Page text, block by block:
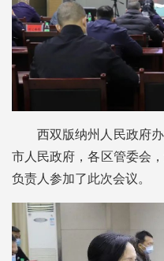
西双版纳州人民政府
市人民政府，各区管委会
负责人参加了此次会议。